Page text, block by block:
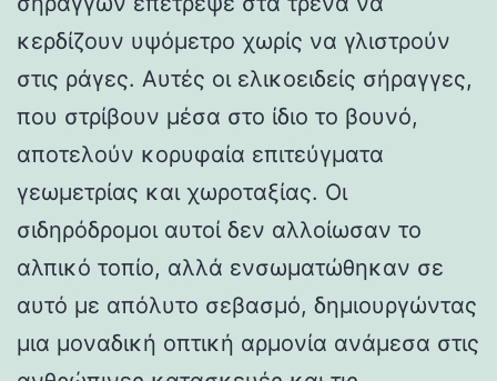
κερδίζουν υψόμετρο χωρίς να γλιστρούν
στις ράγες. Αυτές οι ελικοειδείς σήραγγες,
που στρίβουν μέσα στο ίδιο το βουνό,
αποτελούν κορυφαία επιτεύγματα
γεωμετρίας και χωροταξίας. Οι
σιδηρόδρομοι αυτοί δεν αλλοίωσαν το
αλπικό τοπίο, αλλά ενσωματώθηκαν σε
αυτό με απόλυτο σεβασμό, δημιουργώντας
μια μοναδική οπτική αρμονία ανάμεσα στις